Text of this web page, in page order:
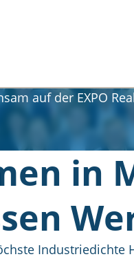
auf der EXPO
in
Industriedichte